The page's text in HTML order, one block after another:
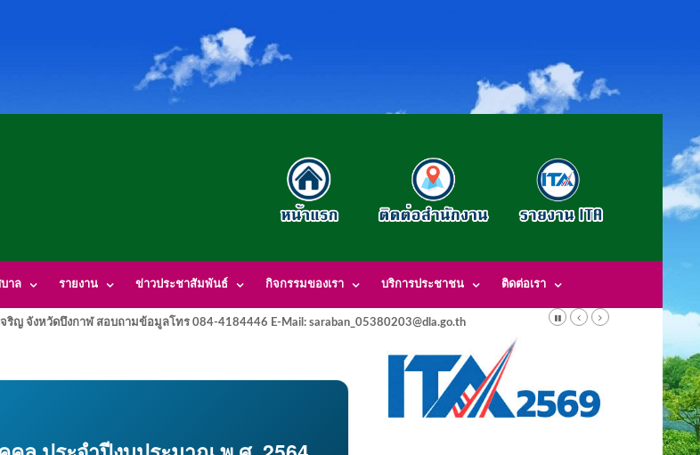
าล รายงาน ข่าวประชาสัมพันธ์ กิจกรรมของเรา บริการประชาชน ติดต่อเรา
ริญ จังหวัดบึงกาฬ สอบถามข้อมูลโทร 084-4184446 E-Mail: saraban_05380203@dla.go.th